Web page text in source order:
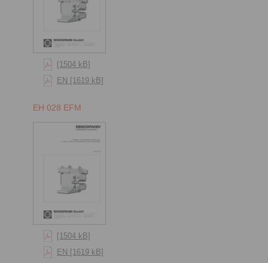
[1504 kB]
EN [1619 kB]
EH 028 EFM
[1504 kB]
EN [1619 kB]